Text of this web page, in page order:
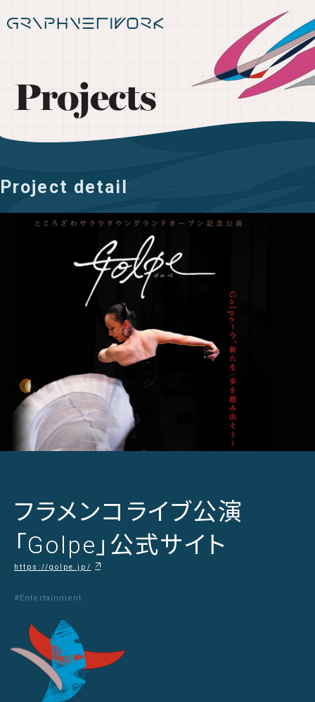
Projects
Project detail
フラメンコライブ公演
「Golpe」公式サイト
https://golpe.jp/
#Entertainment